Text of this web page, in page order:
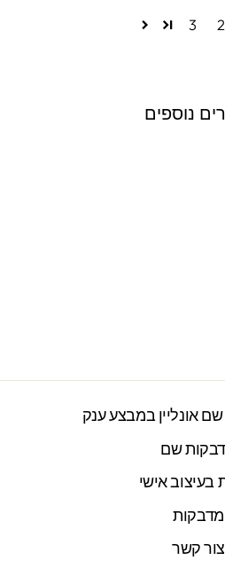
2
3
נוספים
אונליין במבצע ענק
שם
בעיצוב אישי
מדבקות
צור קשר